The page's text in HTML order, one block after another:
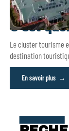
C’est
Le cluster tourisme
destination
En savoir plus